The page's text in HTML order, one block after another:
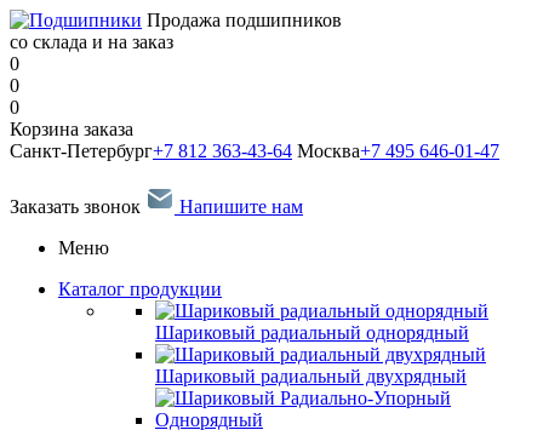
Продажа подшипников
со склада и на заказ
0
0
0
Корзина заказа
Санкт-Петербург+7 812 363-43-64 Москва+7 495 646-01-47
Заказать звонок
Напишите нам
Меню
Каталог продукции
Шариковый радиальный однорядный
Шариковый радиальный двухрядный